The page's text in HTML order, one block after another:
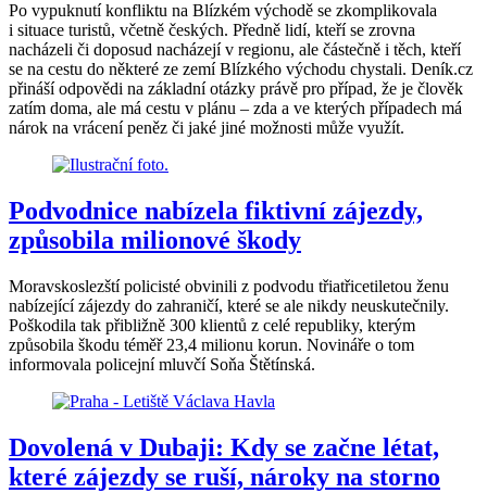
Po vypuknutí konfliktu na Blízkém východě se zkomplikovala
i situace turistů, včetně českých. Předně lidí, kteří se zrovna
nacházeli či doposud nacházejí v regionu, ale částečně i těch, kteří
se na cestu do některé ze zemí Blízkého východu chystali. Deník.cz
přináší odpovědi na základní otázky právě pro případ, že je člověk
zatím doma, ale má cestu v plánu – zda a ve kterých případech má
nárok na vrácení peněz či jaké jiné možnosti může využít.
Podvodnice nabízela fiktivní zájezdy,
způsobila milionové škody
Moravskoslezští policisté obvinili z podvodu třiatřicetiletou ženu
nabízející zájezdy do zahraničí, které se ale nikdy neuskutečnily.
Poškodila tak přibližně 300 klientů z celé republiky, kterým
způsobila škodu téměř 23,4 milionu korun. Novináře o tom
informovala policejní mluvčí Soňa Štětínská.
Dovolená v Dubaji: Kdy se začne létat,
které zájezdy se ruší, nároky na storno